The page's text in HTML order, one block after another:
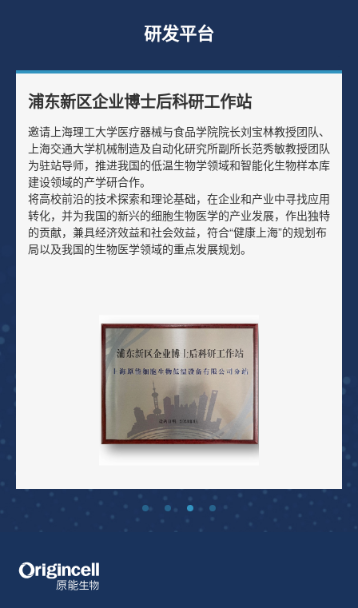
研发平台
浦东新区企业博士后科研工作站
邀请上海理工大学医疗器械与食品学院院长刘宝林教授团队、
上海交通大学机械制造及自动化研究所副所长范秀敏教授团队
为驻站导师，推进我国的低温生物学领域和智能化生物样本库
建设领域的产学研合作。
将高校前沿的技术探索和理论基础，在企业和产业中寻找应用
转化，并为我国的新兴的细胞生物医学的产业发展，作出独特
的贡献，兼具经济效益和社会效益，符合“健康上海”的规划布
局以及我国的生物医学领域的重点发展规划。